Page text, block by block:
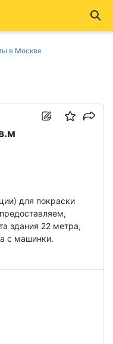
в Москве
для покраски
здания 22 метра,
с машинки.